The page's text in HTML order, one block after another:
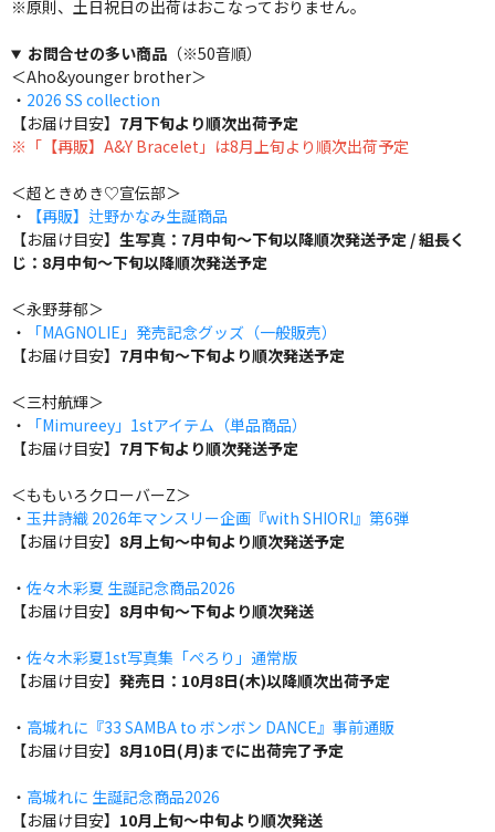
※原則、土日祝日の出荷はおこなっておりません。
お問合せの多い商品（※50音順）
＜Aho&younger brother＞
・ 2026 SS collection
【お届け目安】 7月下旬より順次出荷予定
※「【再販】A&Y Bracelet」は8月上旬より順次出荷予定
＜超ときめき♡宣伝部＞
・
【再販】辻野かなみ生誕商品
【お届け目安】 生写真：7月中旬～下旬以降順次発送予定 / 組長く
じ：8月中旬～下旬以降順次発送予定
＜永野芽郁＞
・
「MAGNOLIE」発売記念グッズ（一般販売）
【お届け目安】 7月中旬～下旬より順次発送予定
＜三村航輝＞
・
「Mimureey」1stアイテム（単品商品）
【お届け目安】 7月下旬より順次発送予定
＜ももいろクローバーZ＞
・ 玉井詩織 2026年マンスリー企画『with SHIORI』第6弾
【お届け目安】 8月上旬～中旬より順次発送予定
・ 佐々木彩夏 生誕記念商品2026
【お届け目安】 8月中旬～下旬より順次発送
・ 佐々木彩夏1st写真集「ぺろり」通常版
【お届け目安】 発売日：10月8日(木)以降順次出荷予定
・ 高城れに『33 SAMBA to ボンボン DANCE』事前通販
【お届け目安】 8月10日(月)までに出荷完了予定
・ 高城れに 生誕記念商品2026
【お届け目安】 10月上旬～中旬より順次発送